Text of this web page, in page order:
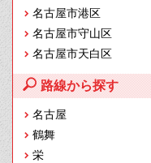
名古屋市港区
名古屋市守山区
名古屋市天白区
路線から探す
名古屋
鶴舞
栄